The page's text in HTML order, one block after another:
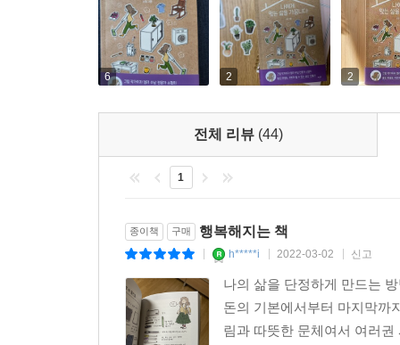
『어린 왕자』에는 이런 구절이 나온다. “장미꽃
싶다면, 가치 있는 일에 자신의 에너지를 마음
직전인 옷장을 열어 옷부터 전부 꺼내 보자. 오늘
6 2 2
전체 리뷰 (44)
1
종이책 구매 행복해지는 책
h*****i 2022-03-02 신고
나의 삶을 단정하게 만드는
돈의 기본에서부터 마지막까
림과 따뜻한 문체여서 여러